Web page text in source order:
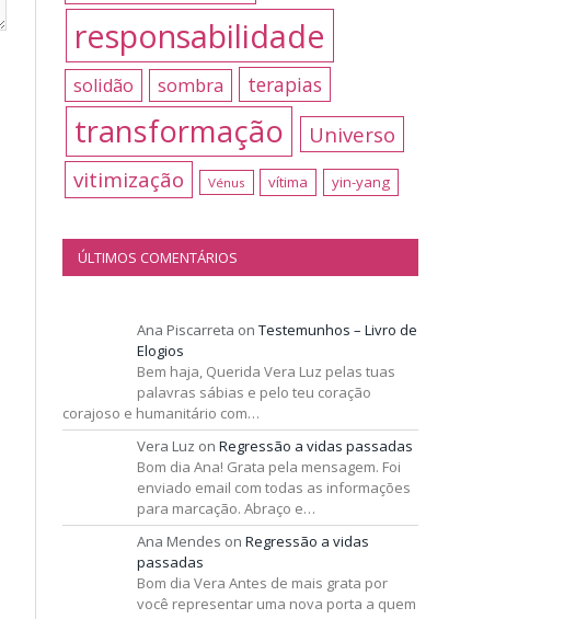
responsabilidade
solidão sombra terapias
transformação Universo
vitimização Vénus vítima yin-yang
ÚLTIMOS COMENTÁRIOS
Ana Piscarreta on Testemunhos – Livro de
Elogios
Bem haja, Querida Vera Luz pelas tuas
palavras sábias e pelo teu coração
corajoso e humanitário com…
Vera Luz on Regressão a vidas passadas
Bom dia Ana! Grata pela mensagem. Foi
enviado email com todas as informações
para marcação. Abraço e…
Ana Mendes on Regressão a vidas
passadas
Bom dia Vera Antes de mais grata por
você representar uma nova porta a quem